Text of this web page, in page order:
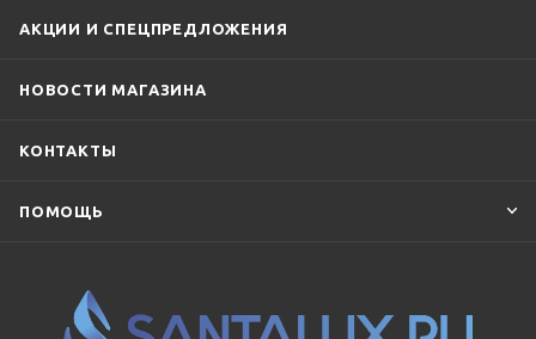
WasserKraft Webert WHITECROSS
АКЦИИ И СПЕЦПРЕДЛОЖЕНИЯ
НОВОСТИ МАГАЗИНА
КОНТАКТЫ
ПОМОЩЬ